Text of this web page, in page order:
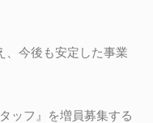
、今後も安定した事業
ッフ』を増員募集する